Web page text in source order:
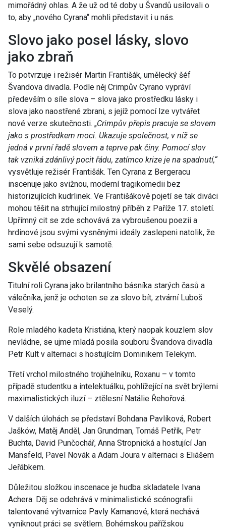
mimořádný ohlas. A že už od té doby u Švandů usilovali o
to, aby „nového Cyrana“ mohli představit i u nás.
Slovo jako posel lásky, slovo
jako zbraň
To potvrzuje i režisér Martin Františák, umělecký šéf
Švandova divadla. Podle něj Crimpův Cyrano vypráví
především o síle slova – slova jako prostředku lásky i
slova jako naostřené zbrani, s jejíž pomocí lze vytvářet
nové verze skutečnosti. „Crimpův přepis pracuje se slovem
jako s prostředkem moci. Ukazuje společnost, v níž se
jedná v první řadě slovem a teprve pak činy. Pomocí slov
tak vzniká zdánlivý pocit řádu, zatímco krize je na spadnutí,“
vysvětluje režisér Františák. Ten Cyrana z Bergeracu
inscenuje jako svižnou, moderní tragikomedii bez
historizujících kudrlinek. Ve Františákově pojetí se tak diváci
mohou těšit na strhující milostný příběh z Paříže 17. století.
Upřímný cit se zde schovává za vybroušenou poezii a
hrdinové jsou svými vysněnými ideály zaslepeni natolik, že
sami sebe odsuzují k samotě.
Skvělé obsazení
Titulní roli Cyrana jako brilantního básníka starých časů a
válečníka, jenž je ochoten se za slovo bít, ztvární Luboš
Veselý.
Role mladého kadeta Kristiána, který naopak kouzlem slov
nevládne, se ujme mladá posila souboru Švandova divadla
Petr Kult v alternaci s hostujícím Dominikem Telekym.
Třetí vrchol milostného trojúhelníku, Roxanu – v tomto
případě studentku a intelektuálku, pohlížející na svět brýlemi
maximalistických iluzí – ztělesní Natálie Řehořová.
V dalších úlohách se představí Bohdana Pavlíková, Robert
Jašków, Matěj Anděl, Jan Grundman, Tomáš Petřík, Petr
Buchta, David Punčochář, Anna Stropnická a hostující Jan
Mansfeld, Pavel Novák a Adam Joura v alternaci s Eliášem
Jeřábkem.
Důležitou složkou inscenace je hudba skladatele Ivana
Achera. Děj se odehrává v minimalistické scénografii
talentované výtvarnice Pavly Kamanové, která nechává
vyniknout práci se světlem. Bohémskou pařížskou